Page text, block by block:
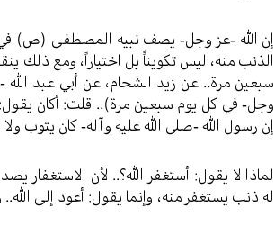
إن الله -عز وجل- يصف نبيه المصطفى (ص) في
الذنب منه، ليس تكويناًً بل اختياراً، ومع
سبعين مرة.. عن زيد الشحام، عن أبي عبد الله
وجل- في كل يوم سبعين مرة).. قلت: أكان يقول:
إن رسول الله -صلى الله عليه وآله- كان يتوب
لماذا لا يقول: أستغفر الله؟.. لأن
له ذنب يستغفر منه، وإنما يقول: أعود إلى